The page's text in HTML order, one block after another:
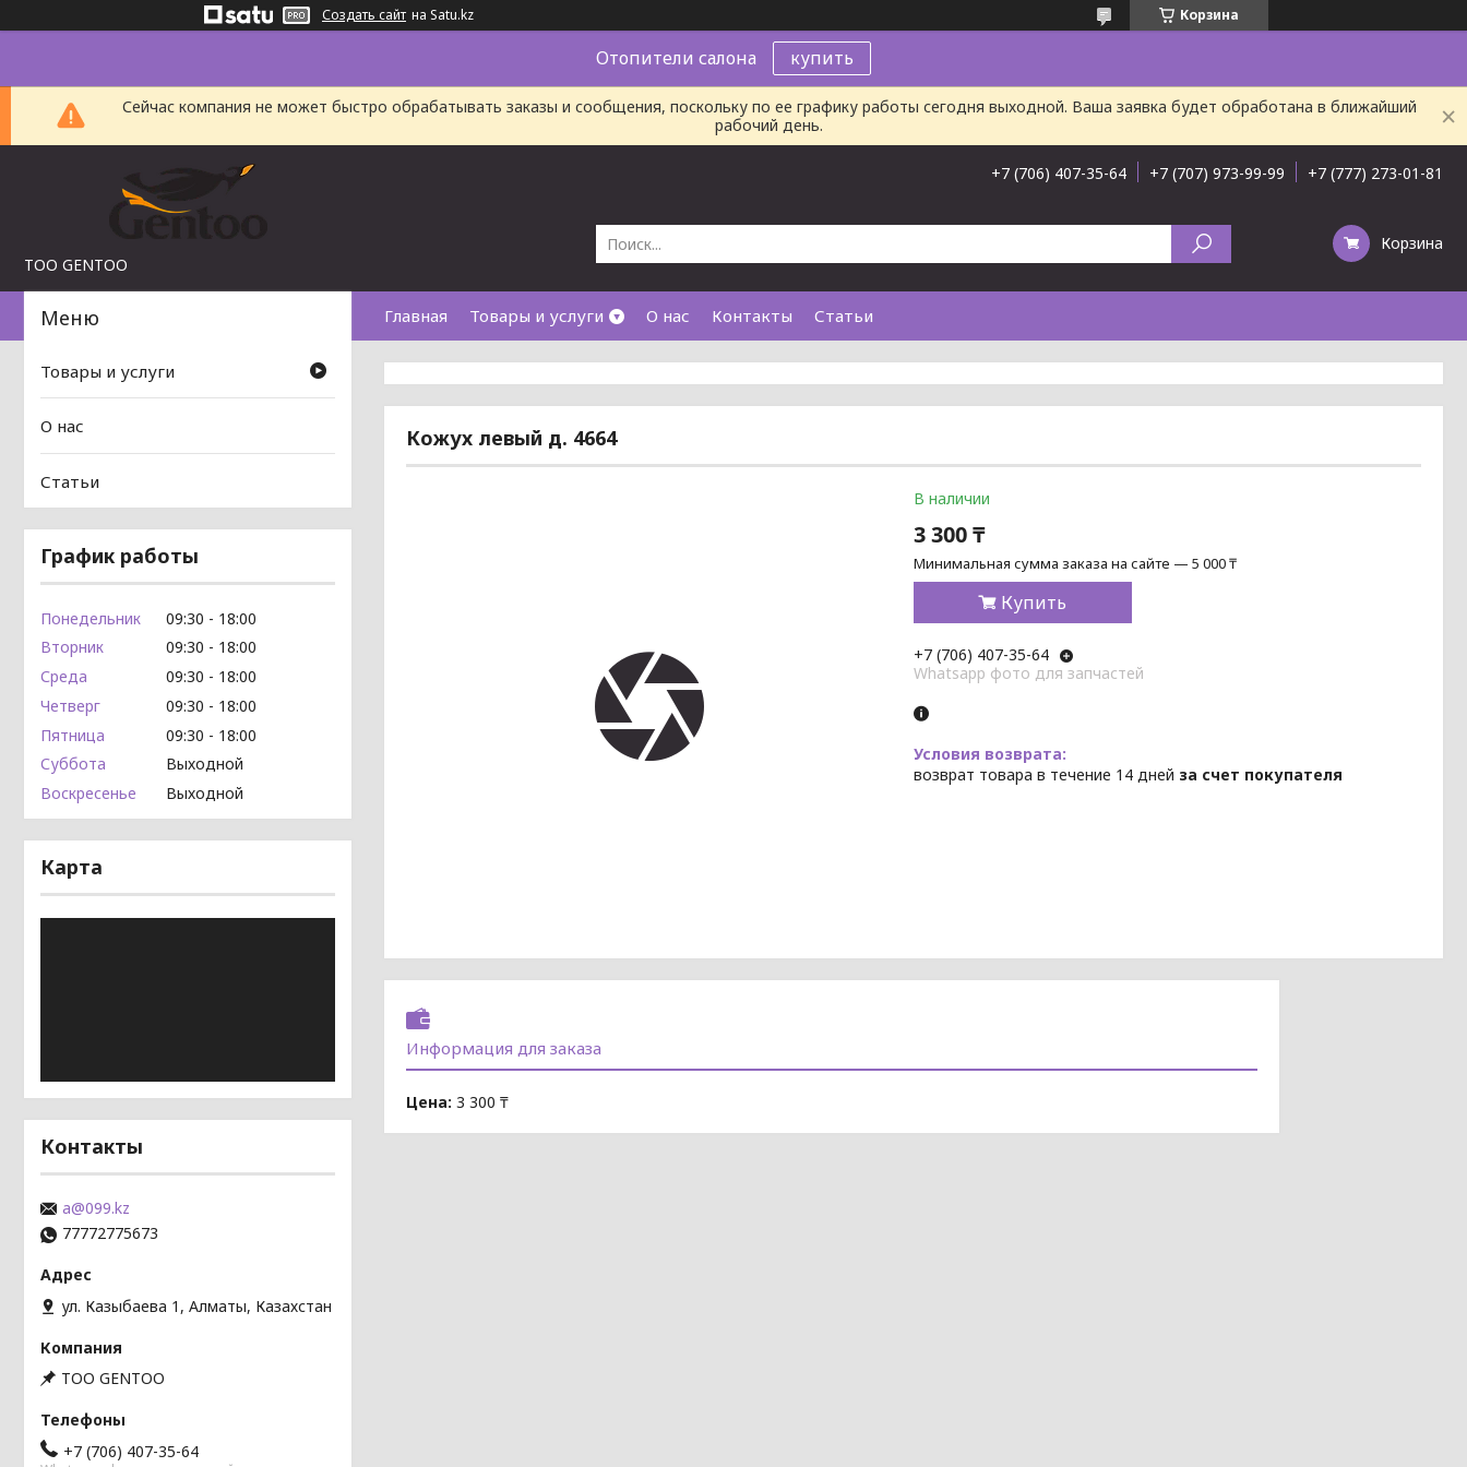
Создать сайт на Satu.kz Корзина
Отопители салона купить
Сейчас компания не может быстро обрабатывать заказы и сообщения, поскольку по ее графику работы сегодня выходной. Ваша заявка будет обработана в ближайший
рабочий день.
TOO GENTOO
+7 (706) 407-35-64 +7 (707) 973-99-99 +7 (777) 273-01-81
Корзина
Главная Товары и услуги О нас Контакты Статьи
Кожух левый д. 4664
В наличии
3 300 ₸
Минимальная сумма заказа на сайте — 5 000 ₸
Купить
+7 (706) 407-35-64
Whatsapp фото для запчастей
возврат товара в течение 14 дней за счет покупателя
Информация для заказа
Цена: 3 300 ₸
Товары и услуги
О нас
Статьи
График работы
Понедельник 09:30
18:00
Вторник
09:30
18:00
Среда
09:30
18:00
Четверг
09:30
18:00
Пятница
09:30
18:00
Суббота
Выходной
Воскресенье
Выходной
Карта
Контакты
a@099.kz
77772775673
ул. Казыбаева 1, Алматы, Казахстан
TOO GENTOO
+7 (706) 407-35-64